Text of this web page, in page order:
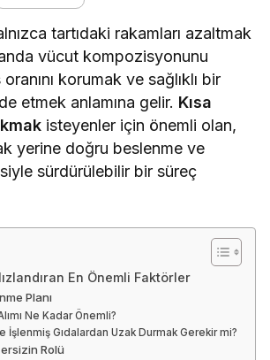
tartıdaki rakamları azaltmak
vücut kompozisyonunu
korumak ve sağlıklı bir
etmek anlamına gelir. Kısa
isteyenler için önemli olan,
yerine doğru beslenme ve
sürdürülebilir bir süreç
En Önemli Faktörler
Planı
Ne Kadar Önemli?
İşlenmiş Gıdalardan Uzak Durmak Gerekir mi?
Rolü